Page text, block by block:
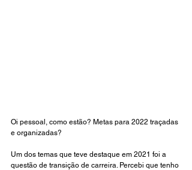
Oi pessoal, como estão? Metas para 2022 traçadas
e organizadas?
Um dos temas que teve destaque em 2021 foi a
questão de transição de carreira. Percebi que tenho